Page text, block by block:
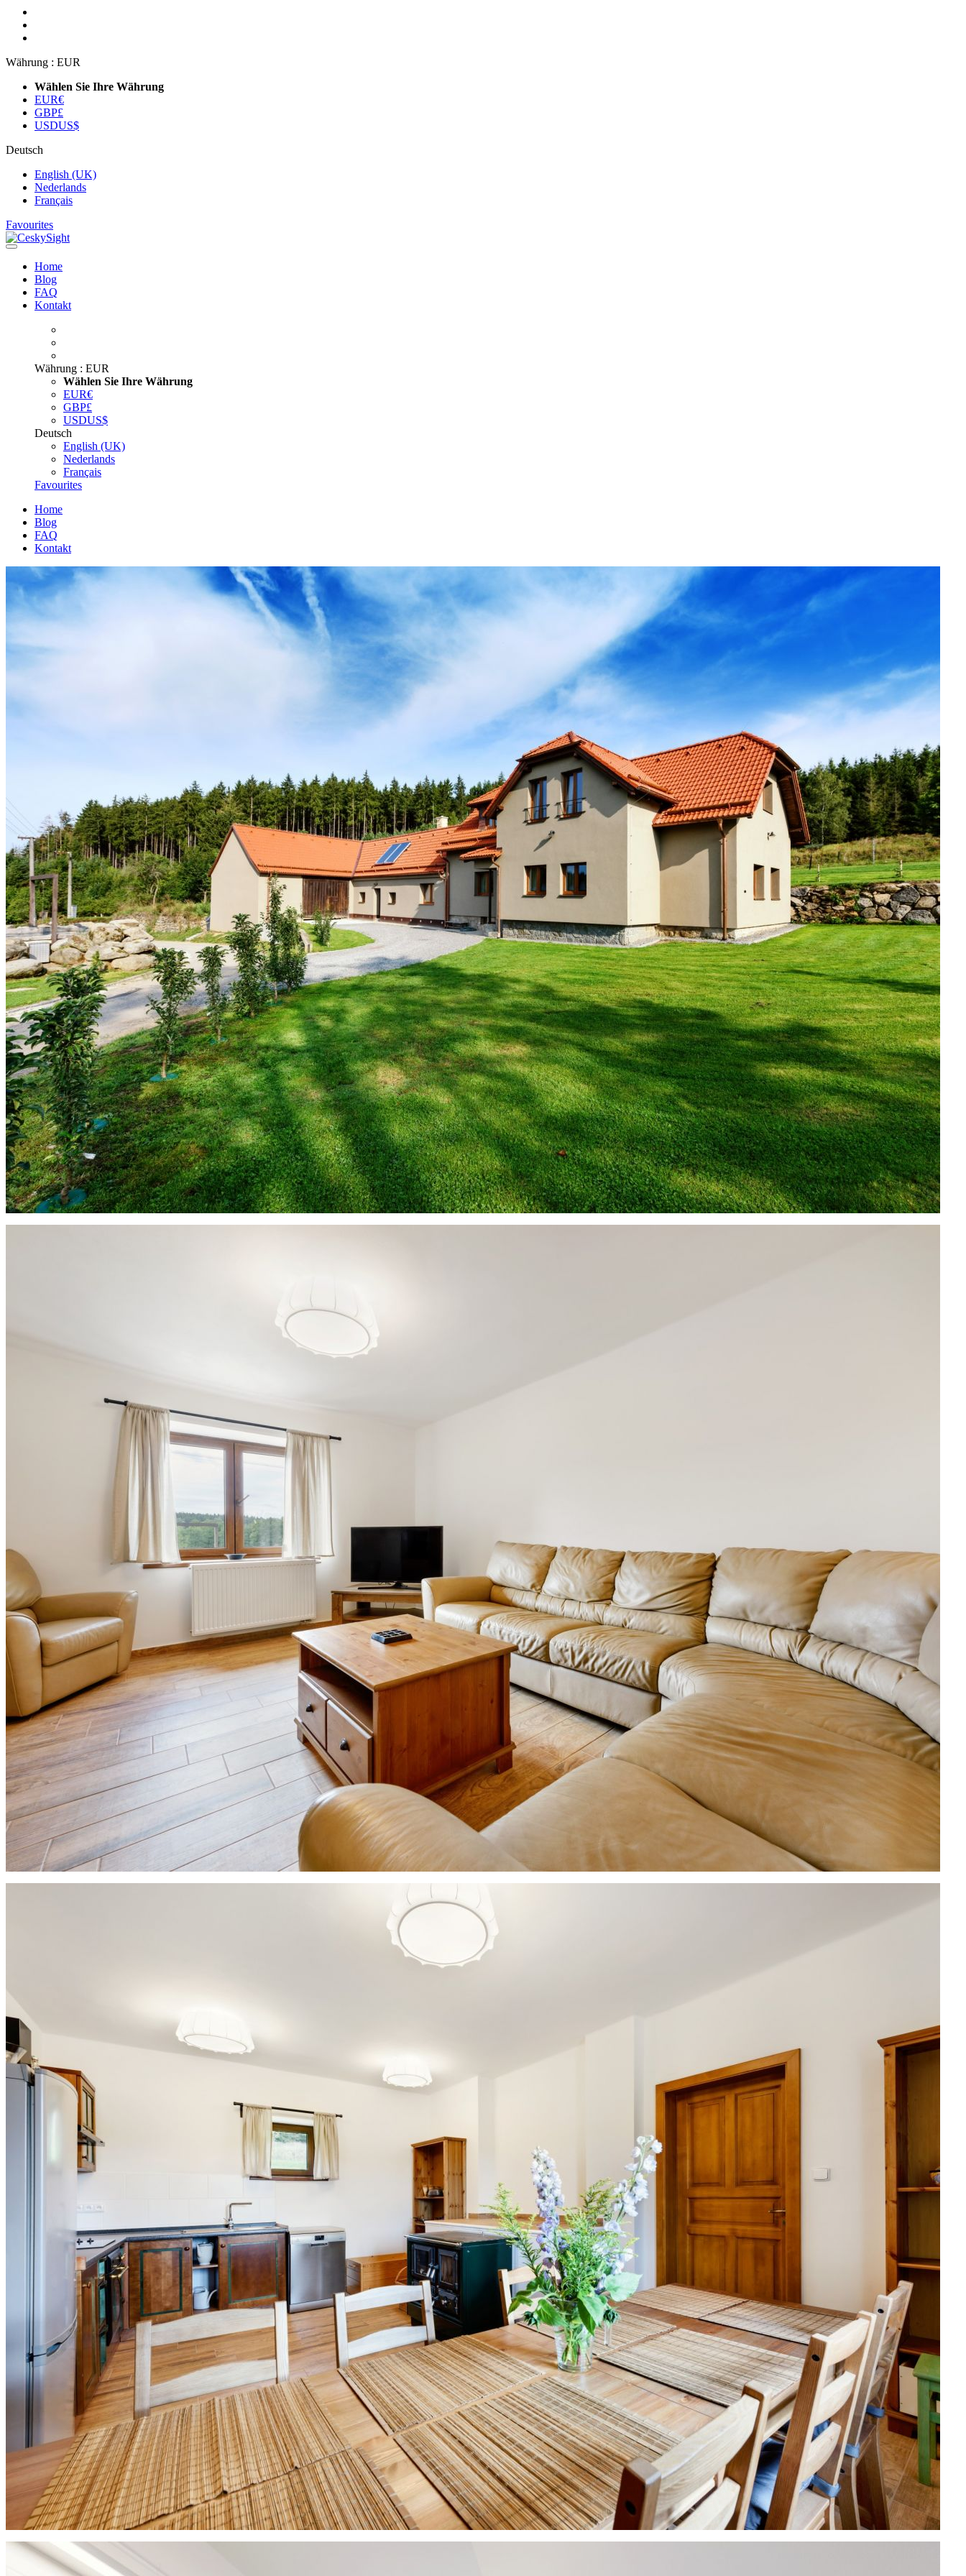
Währung : EUR
Wählen Sie Ihre Währung
EUR€
GBP£
USDUS$
Deutsch
English (UK)
Nederlands
Français
Favourites
Home
Blog
FAQ
Kontakt
Währung : EUR
Wählen Sie Ihre Währung
EUR€
GBP£
USDUS$
Deutsch
English (UK)
Nederlands
Français
Favourites
Home
Blog
FAQ
Kontakt